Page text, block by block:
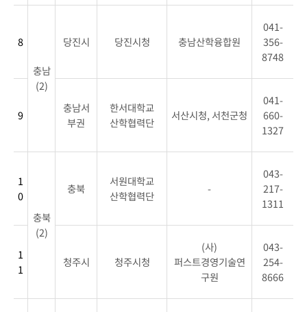
기
연
분
여
내
합
니
8
충남
(2)
당진시 당진시청 충남산학융합원
041-
356-
8748
9
충남서
부권
한서대학교
산학협력단
서산시청, 서천군청
041-
660-
1327
1
0
충북
(2)
충북
서원대학교
산학협력단
-
043-
217-
1311
1
1
청주시 청주시청
(사)
퍼스트경영기술연
구원
043-
254-
8666